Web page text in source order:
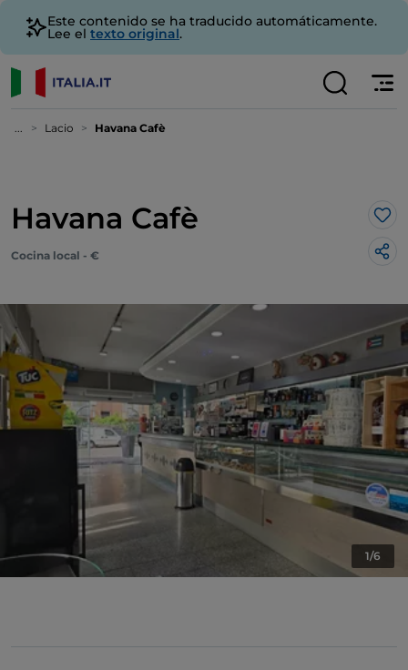
Este contenido se ha traducido automáticamente.
Lee el texto original.
... Lacio Havana Cafè
Havana Cafè Me
Cocina local - €
1/6